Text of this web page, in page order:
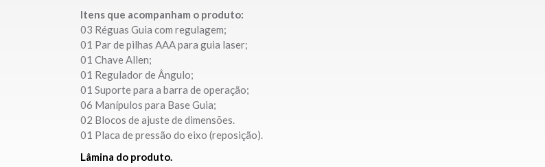
Itens que acompanham o produto:
03 Réguas Guia com regulagem;
01 Par de pilhas AAA para guia laser;
01 Chave Allen;
01 Regulador de Ângulo;
01 Suporte para a barra de operação;
06 Manípulos para Base Guia;
02 Blocos de ajuste de dimensões.
01 Placa de pressão do eixo (reposição).
Lâmina do produto.